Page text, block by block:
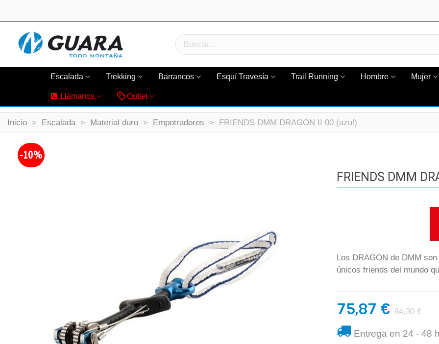
Escalada Trekking Barrancos Esquí Travesía Trail Running Hombre Mujer
Llámanos Outlet
Inicio > Escalada > Material duro > Empotradores > FRIENDS DMM DRAGON II 00 (azul)
-10%
FRIENDS DMM
Los DRAGON de DMM
únicos friends del mundo
75,87 € 84,30 €
Entrega en 24 - 48